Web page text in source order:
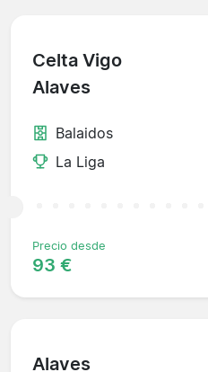
Celta Vigo
Alaves
Balaidos
La Liga
Precio desde
93 €
Alaves